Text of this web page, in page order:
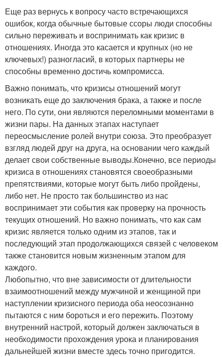
Еще раз вернусь к вопросу часто встречающихся
ошибок, когда обычные бытовые ссоры люди способны
сильно переживать и воспринимать как кризис в
отношениях. Иногда это касается и крупных (но не
ключевых!) разногласий, в которых партнеры не
способны временно достичь компромисса.
Важно понимать, что кризисы отношений могут
возникать еще до заключения брака, а также и после
него. По сути, они являются переломными моментами в
жизни пары. На данных этапах наступает
переосмысление ролей внутри союза. Это преобразует
взгляд людей друг на друга, на основании чего каждый
делает свои собственные выводы.Конечно, все периоды
кризиса в отношениях становятся своеобразными
препятствиями, которые могут быть либо пройдены,
либо нет. Не просто так большинство из нас
воспринимает эти события как проверку на прочность
текущих отношений. Но важно понимать, что как сам
кризис является только одним из этапов, так и
последующий этап продолжающихся связей с человеком
также становится новым жизненным этапом для
каждого.
Любопытно, что вне зависимости от длительности
взаимоотношений между мужчиной и женщиной при
наступлении кризисного периода оба неосознанно
пытаются с ним бороться и его пережить. Поэтому
внутренний настрой, который должен заключаться в
необходимости прохождения урока и планирования
дальнейшей жизни вместе здесь точно пригодится.